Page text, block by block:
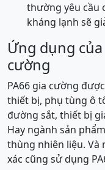
thường yêu cầu
kháng lạnh sẽ
Ứng dụng
cường
PA66 gia cường
thiết bị, phụ tùng ô
đường sắt, thiết bị
Hay ngành sản
thùng nhiên liệu. Và
xác cũng sử dụng